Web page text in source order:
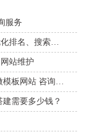
服务
站维护
需要多少钱？